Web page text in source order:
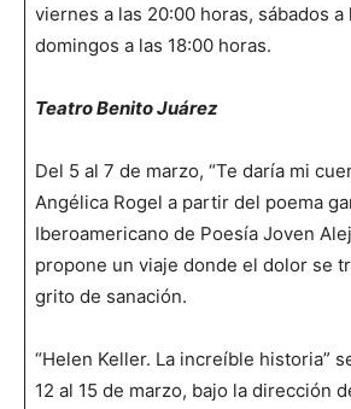
viernes a las 20:00 horas, sábados a
domingos a las 18:00 horas.
Teatro Benito Juárez
Del 5 al 7 de marzo, “Te daría mi
Angélica Rogel a partir del poema
Iberoamericano de Poesía Joven
propone un viaje donde el dolor se
grito de sanación.
“Helen Keller. La increíble historia”
12 al 15 de marzo, bajo la dirección